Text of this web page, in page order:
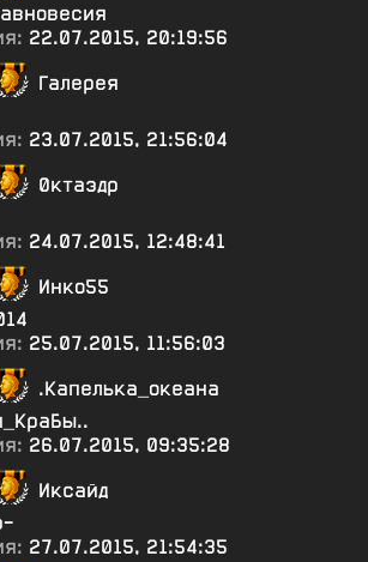
22.07.2015, 20:19:56
Галерея
23.07.2015, 21:56:04
0ктаэдр
24.07.2015, 12:48:41
Инко55
25.07.2015, 11:56:03
.Капелька_океана
26.07.2015, 09:35:28
Иксайд
27.07.2015, 21:54:35